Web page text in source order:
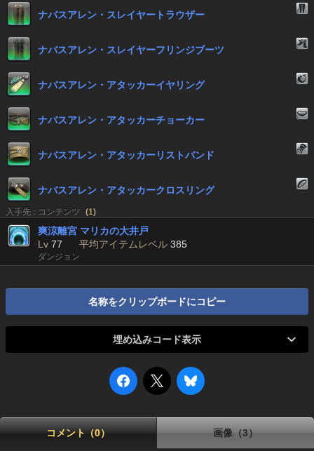
ナバスアレン・スレイヤートラウザー
ナバスアレン・スレイヤーフリンジブーツ
ナバスアレン・アタッカーイヤリング
ナバスアレン・アタッカーチョーカー
ナバスアレン・アタッカーリストバンド
ナバスアレン・アタッカークロスリング
入手先 : コンテンツ (1)
爽涼離宮 マリカの大井戸
Lv 77 平均アイテムレベル 385
ダンジョン
名称をクリップボードにコピー
埋め込みコード表示
コメント（0） 画像（3）